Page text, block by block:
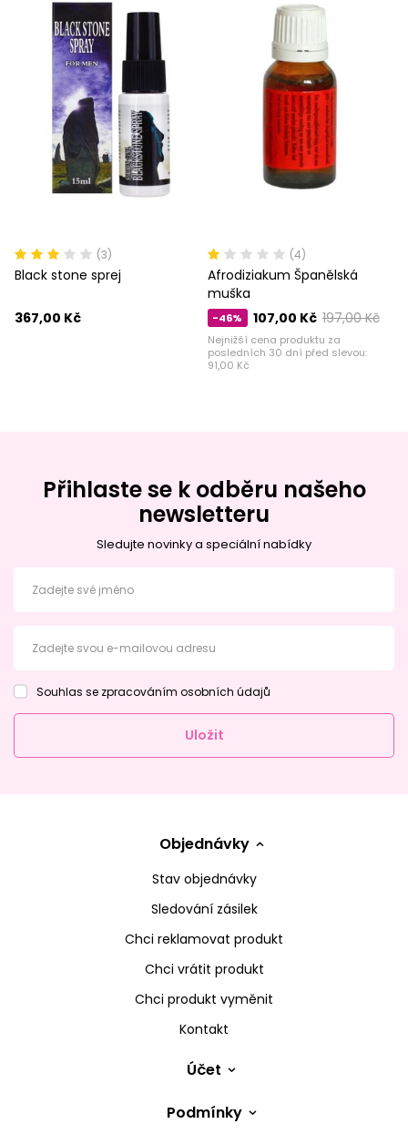
(3)
Black stone sprej
367,00 Kč
(4)
Afrodiziakum Španělská
muška
-46% 197,00 Kč
107,00 Kč
Nejnižší cena produktu za
posledních 30 dní před slevou:
91,00 Kč
Přihlaste se k odběru našeho
newsletteru
Sledujte novinky a speciální nabídky
Zadejte své jméno
Zadejte svou e-mailovou adresu
Souhlas se zpracováním osobních údajů
Uložit
Objednávky
Stav objednávky
Sledování zásilek
Chci reklamovat produkt
Chci vrátit produkt
Chci produkt vyměnit
Kontakt
Účet
Podmínky